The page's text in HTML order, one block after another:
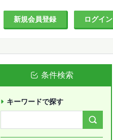
新規会員登録 ログイン
条件検索
キーワードで探す